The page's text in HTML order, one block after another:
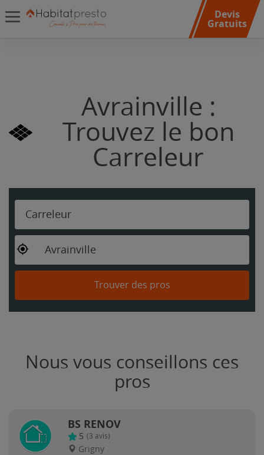
Devis
Gratuits
Avrainville :
Trouvez le bon
Carreleur
Carreleur
Avrainville
Trouver des pros
Nous vous conseillons ces
pros
BS RENOV
5 (3 avis)
Grigny